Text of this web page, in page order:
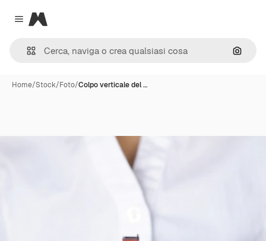
Close menu
Magnific
Cerca
Home/Stock/Foto/Colpo verticale del …